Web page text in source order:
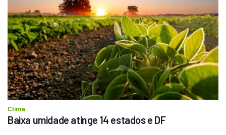
Clima
Baixa umidade atinge 14 estados e DF